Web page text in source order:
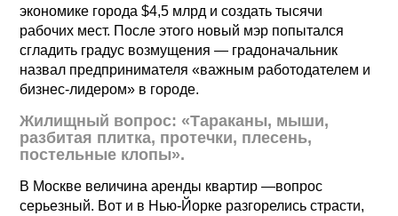
экономике города $4,5 млрд и создать тысячи
рабочих мест. После этого новый мэр попытался
сгладить градус возмущения — градоначальник
назвал предпринимателя «важным работодателем и
бизнес-лидером» в городе.
Жилищный вопрос: «Тараканы, мыши,
разбитая плитка, протечки, плесень,
постельные клопы».
В Москве величина аренды квартир —вопрос
серьезный. Вот и в Нью-Йорке разгорелись страсти,